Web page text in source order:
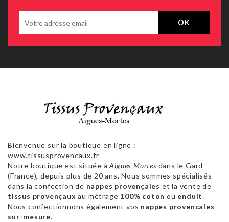
Bienvenue sur la boutique en ligne :
www.tissusprovencaux.fr
Notre boutique est située àAigues-Mortes dans le Gard
(France), depuis plus de 20 ans. Nous sommes spécialisés
dans la confection de nappes provençales et la vente de
tissus provençaux au métrage 100% coton ou enduit.
Nous confectionnons également vos nappes provencales
sur-mesure.